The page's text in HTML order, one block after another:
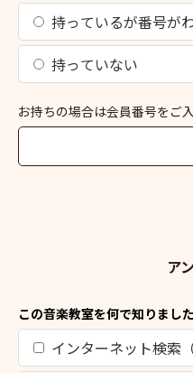
持っているが番号が
持っていない
お持ちの場合は会員番号をご
ア
この音楽教室を何で知りまし
インターネット検索